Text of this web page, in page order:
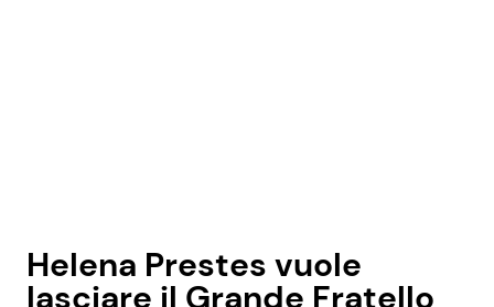
Helena Prestes vuole
lasciare il Grande Fratello